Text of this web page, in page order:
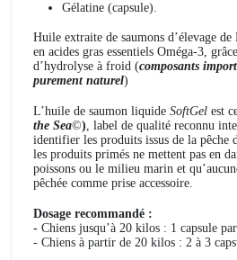
Gélatine (capsule).
Huile extraite de saumons d’élevage
en acides gras essentiels Oméga-3,
d’hydrolyse à froid (composants
purement naturel)
L’huile de saumon liquide SoftGel est
the Sea©) , label de qualité reconnu
identifier les produits issus de la
les produits primés ne mettent pas en
poissons ou le milieu marin et
pêchée comme prise accessoire.
Dosage recommandé :
- Chiens jusqu’à 20 kilos : 1 capsule
- Chiens à partir de 20 kilos : 2 à 3